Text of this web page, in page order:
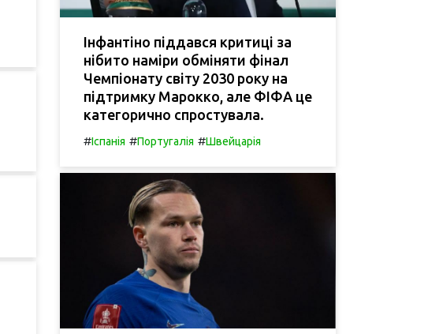
Інфантіно піддався критиці за
нібито наміри обміняти фінал
Чемпіонату світу 2030 року на
підтримку Марокко, але ФІФА це
категорично спростувала.
#Іспанія #Португалія #Швейцарія